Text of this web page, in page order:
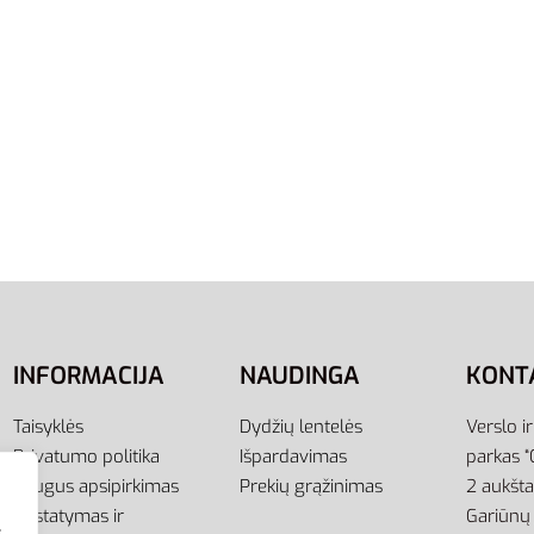
INFORMACIJA
Taisyklės
Privatumo politika
Saugus apsipirkimas
Pristatymas ir
NAUDINGA
Dydžių lentelės
Išpardavimas
Prekių grąžinimas
Verslo
parkas
2